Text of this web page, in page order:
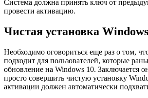
Система должна принять ключ от
провести активацию.
Чистая установка
Необходимо оговориться еще раз о том,
подходит для пользователей, которые
обновление на Windows 10. Заключается
просто совершить чистую установку
активации должен автоматически